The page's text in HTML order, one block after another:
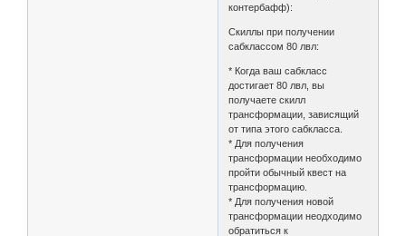
контербафф):
Скиллы при получении
сабклассом 80 лвл:
* Когда ваш сабкласс
достигает 80 лвл, вы
получаете скилл
трансформации, зависящий
от типа этого сабкласса.
* Для получения
трансформации необходимо
пройти обычный квест на
трансформацию.
* Для получения новой
трансформации неодходимо
обратиться к